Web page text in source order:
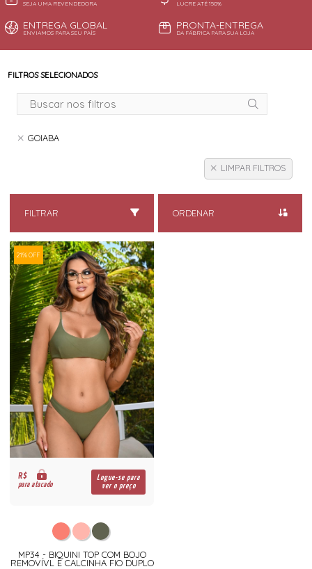
SEJA UMA REVENDEDORA LUCRE ATÉ 150%
ENTREGA GLOBAL
ENVIAMOS PARA SEU PAÍS
PRONTA-ENTREGA
DA FÁBRICA PARA SUA LOJA
FILTROS SELECIONADOS
GOIABA
LIMPAR FILTROS
FILTRAR ORDENAR
21% OFF
R$
para atacado
Logue-se para
ver o preço
MP34 - BIQUINI TOP COM BOJO
REMOVÍVL E CALCINHA FIO DUPLO